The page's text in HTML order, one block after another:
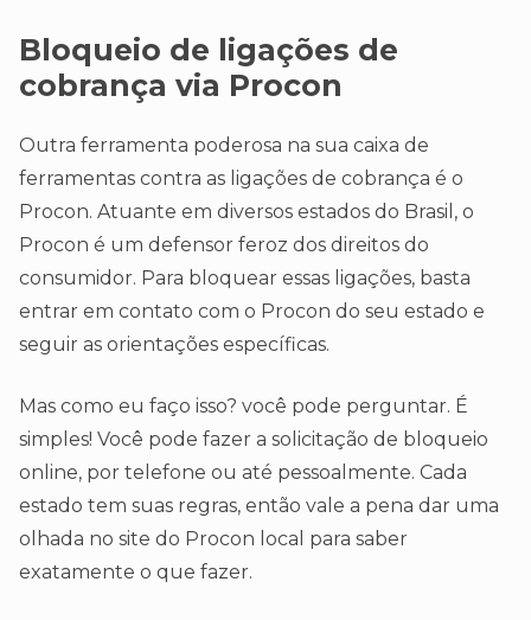
Bloqueio de ligações de
cobrança via Procon
Outra ferramenta poderosa na sua caixa de
ferramentas contra as ligações de cobrança é o
Procon. Atuante em diversos estados do Brasil, o
Procon é um defensor feroz dos direitos do
consumidor. Para bloquear essas ligações, basta
entrar em contato com o Procon do seu estado e
seguir as orientações específicas.
Mas como eu faço isso? você pode perguntar. É
simples! Você pode fazer a solicitação de bloqueio
online, por telefone ou até pessoalmente. Cada
estado tem suas regras, então vale a pena dar uma
olhada no site do Procon local para saber
exatamente o que fazer.